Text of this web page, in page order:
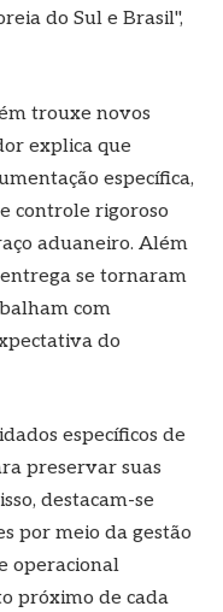
do Sul e Brasil",
trouxe novos
explica que
específica,
controle rigoroso
aduaneiro. Além
se tornaram
com
do
específicos de
preservar suas
destacam-se
por meio da gestão
operacional
próximo de cada